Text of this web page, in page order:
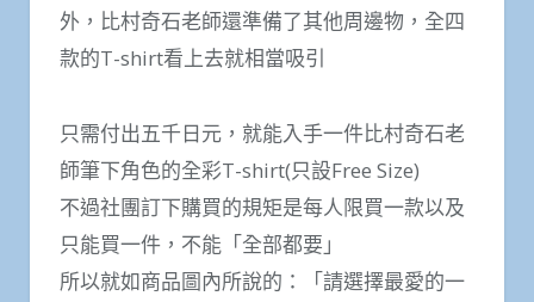
外，比村奇石老師還準備了其他周邊物，全四
款的T-shirt看上去就相當吸引
只需付出五千日元，就能入手一件比村奇石老
師筆下角色的全彩T-shirt(只設Free Size)
不過社團訂下購買的規矩是每人限買一款以及
只能買一件，不能「全部都要」
所以就如商品圖內所說的：「請選擇最愛的一